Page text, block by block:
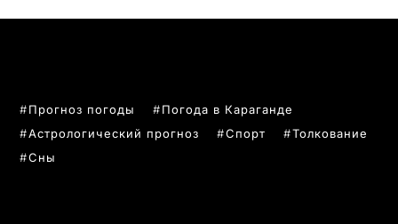
Прогноз погоды
Погода в Караганде
Астрологический прогноз
Спорт
Толкование
Сны